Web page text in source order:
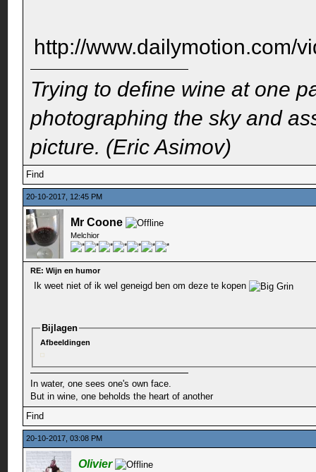
http://www.dailymotion.com/
Trying to define wine at one
photographing the sky and
picture. (Eric Asimov)
Find
20-10-2017, 12:45 PM
Mr Coone
Melchior
RE: Wijn en humor
Ik weet niet of ik wel geneigd ben om deze te kopen
Bijlagen
Afbeeldingen
In water, one sees one's own face.
But in wine, one beholds the heart of another
Find
20-10-2017, 03:08 PM
Olivier